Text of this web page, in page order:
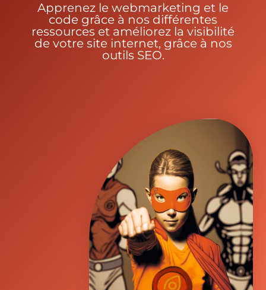
Apprenez le webmarketing et le
code grâce à nos différentes
ressources et améliorez la visibilité
de votre site internet, grâce à nos
outils SEO.